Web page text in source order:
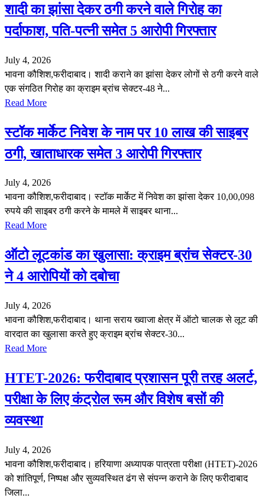
शादी का झांसा देकर ठगी करने वाले गिरोह का
पर्दाफाश, पति-पत्नी समेत 5 आरोपी गिरफ्तार
July 4, 2026
भावना कौशिश,फरीदाबाद। शादी कराने का झांसा देकर लोगों से ठगी करने वाले
एक संगठित गिरोह का क्राइम ब्रांच सेक्टर-48 ने...
Read More
स्टॉक मार्केट निवेश के नाम पर 10 लाख की साइबर
ठगी, खाताधारक समेत 3 आरोपी गिरफ्तार
July 4, 2026
भावना कौशिश,फरीदाबाद। स्टॉक मार्केट में निवेश का झांसा देकर 10,00,098
रुपये की साइबर ठगी करने के मामले में साइबर थाना...
Read More
ऑटो लूटकांड का खुलासा: क्राइम ब्रांच सेक्टर-30
ने 4 आरोपियों को दबोचा
July 4, 2026
भावना कौशिश,फरीदाबाद। थाना सराय ख्वाजा क्षेत्र में ऑटो चालक से लूट की
वारदात का खुलासा करते हुए क्राइम ब्रांच सेक्टर-30...
Read More
HTET-2026: फरीदाबाद प्रशासन पूरी तरह अलर्ट,
परीक्षा के लिए कंट्रोल रूम और विशेष बसों की
व्यवस्था
July 4, 2026
भावना कौशिश,फरीदाबाद। हरियाणा अध्यापक पात्रता परीक्षा (HTET)-2026
को शांतिपूर्ण, निष्पक्ष और सुव्यवस्थित ढंग से संपन्न कराने के लिए फरीदाबाद
जिला...